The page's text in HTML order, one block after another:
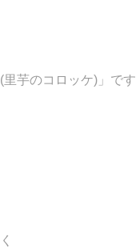
芋のコロッケ)」です